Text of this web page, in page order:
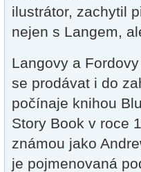
ilustrátor, zachytil
nejen s Langem,
Langovy a
se prodávat i do
počínaje knihou
Story Book v roce
známou jako
je pojmenovaná